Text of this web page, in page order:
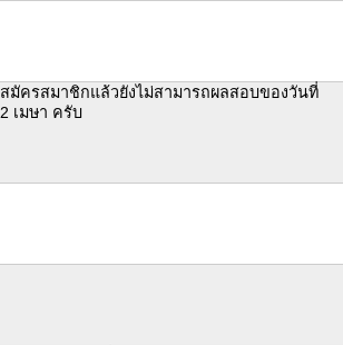
สมัครสมาชิกแล้วยังไม่สามารถผลสอบของวันที่
2 เมษา ครับ